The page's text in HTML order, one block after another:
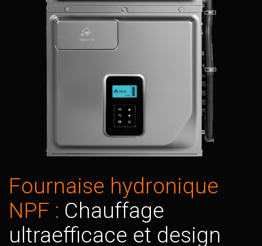
Fournaise hydronique
NPF : Chauffage
ultraefficace et design